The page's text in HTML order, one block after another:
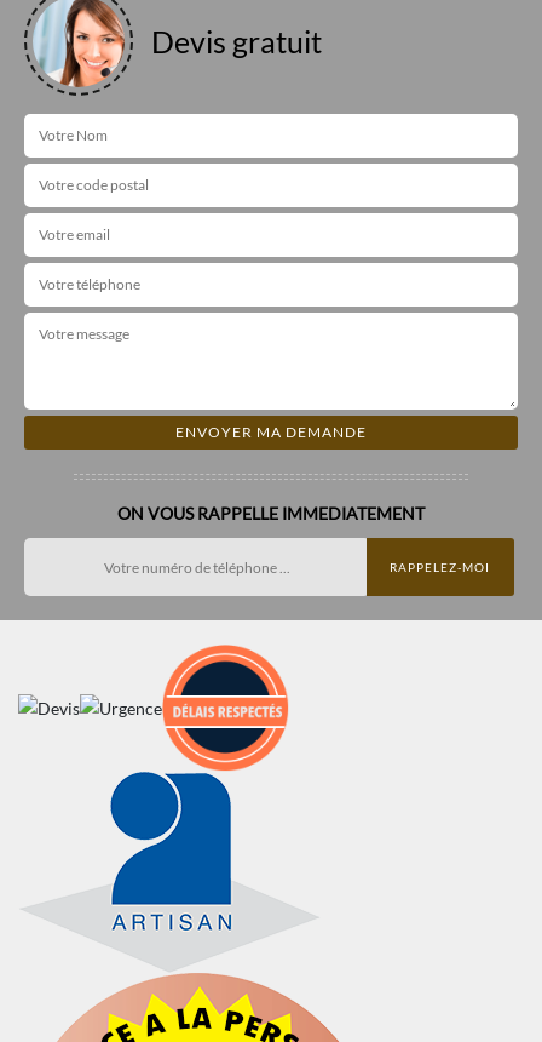
Devis gratuit
ON VOUS RAPPELLE IMMEDIATEMENT